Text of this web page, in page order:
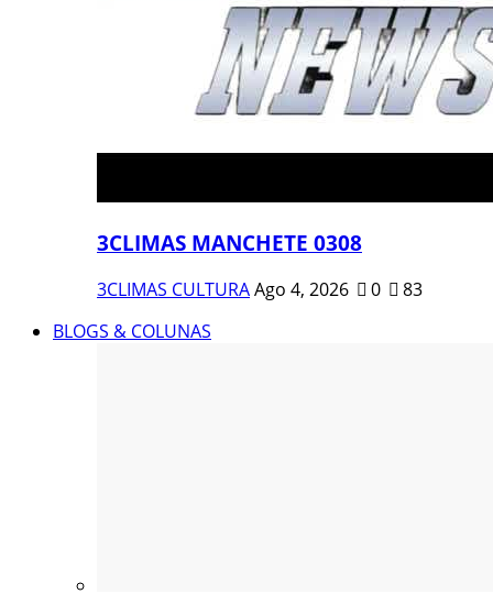
3CLIMAS MANCHETE 0308
3CLIMAS CULTURAAgo 4, 2026 0
83
BLOGS & COLUNAS